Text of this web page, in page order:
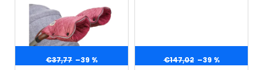
€37,77 –39 % €147,02 –39 %